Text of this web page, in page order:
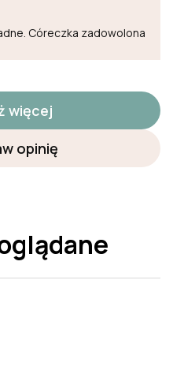
Córeczka zadowolona
więcej
opinię